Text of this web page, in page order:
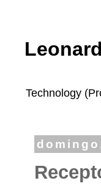
Technology